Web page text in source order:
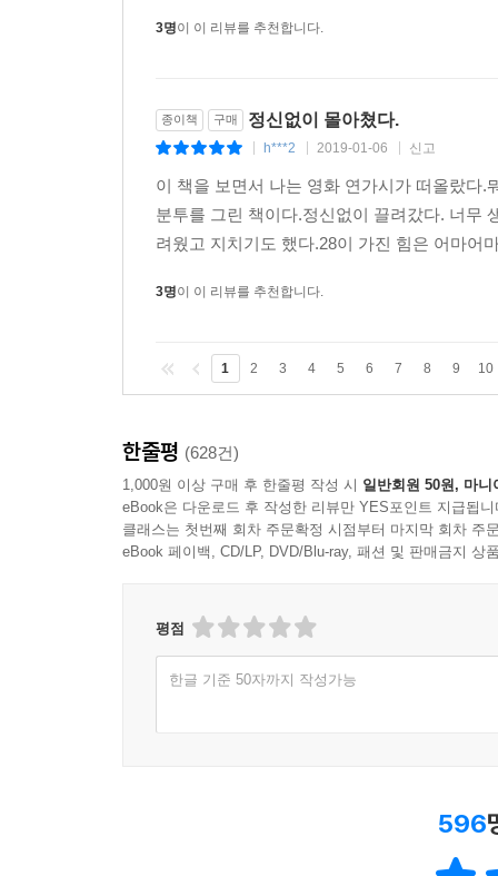
3명이 이 리뷰를 추천합니다.
종이책 구매 정신없이 몰아쳤다.
h***2 2019-01-06 신고
이 책을 보면서 나는 영화 연가시가 떠올랐다
분투를 그린 책이다.정신없이 끌려갔다. 너무
려웠고 지치기도 했다.28이 가진 힘은 어마어
3명이 이 리뷰를 추천합니다.
1 2 3 4 5 6 7 8 9 10
한줄평 (628건)
1,000원 이상 구매 후 한줄평 작성 시 일반회원 50원, 마니
eBook은 다운로드 후 작성한 리뷰만 YES포인트 지급됩니
클래스는 첫번째 회차 주문확정 시점부터 마지막 회차 주
eBook 페이백, CD/LP, DVD/Blu-ray, 패션 및 판매금지 상
평점
한글 기준 50자까지 작성가능
596